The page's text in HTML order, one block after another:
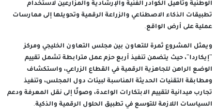
الوطنية وتأهيل الكوادر الفنية والإرشادية والمزارعين لاستخدام
تطبيقات الذكاء الاصطناعي والزراعة الرقمية وتحويلها إلى ممارسات
عملية على أرض الواقع.
ويمثل المشروع ثمرة للتعاون بين مجلس التعاون الخليجي ومركز
"إيكاردا"، حيث يتضمن تنفيذ أربع حزم عمل مترابطة تشمل تقييم
الوضع الراهن للجاهزية الرقمية في القطاع الزراعي، واستكشاف
ومطابقة التقنيات الحديثة المناسبة لبيئات دول المجلس، وتنفيذ
تجارب ميدانية لتقييم الابتكارات الواعدة، وصولًا إلى نقل المعرفة ودعم
السياسات اللازمة للتوسع في تطبيق الحلول الرقمية والذكية.